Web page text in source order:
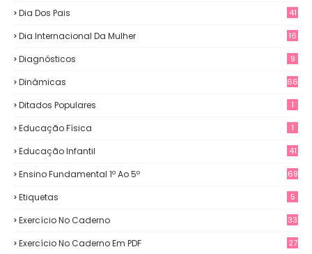
Dia Dos Pais 41
Dia Internacional Da Mulher 16
Diagnósticos 9
Dinâmicas 66
Ditados Populares 1
Educação Física 1
Educação Infantil 41
Ensino Fundamental 1º Ao 5º 69
Etiquetas 5
Exercício No Caderno 33
Exercício No Caderno Em PDF 27